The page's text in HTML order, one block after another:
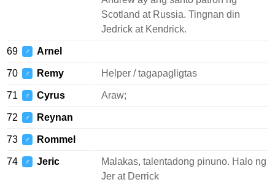
Scotland at Russia. Tingnan din
Jedrick at Kendrick.
69 ♂ Arnel
70 ♂ Remy Helper / tagapagligtas
71 ♂ Cyrus Araw;
72 ♂ Reynan
73 ♂ Rommel
74 ♂ Jeric
Malakas, talentadong pinuno. Halo ng
Jer at Derrick